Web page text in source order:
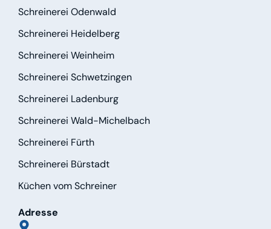
Schreinerei Odenwald
Schreinerei Heidelberg
Schreinerei Weinheim
Schreinerei Schwetzingen
Schreinerei Ladenburg
Schreinerei Wald-Michelbach
Schreinerei Fürth
Schreinerei Bürstadt
Küchen vom Schreiner
Adresse